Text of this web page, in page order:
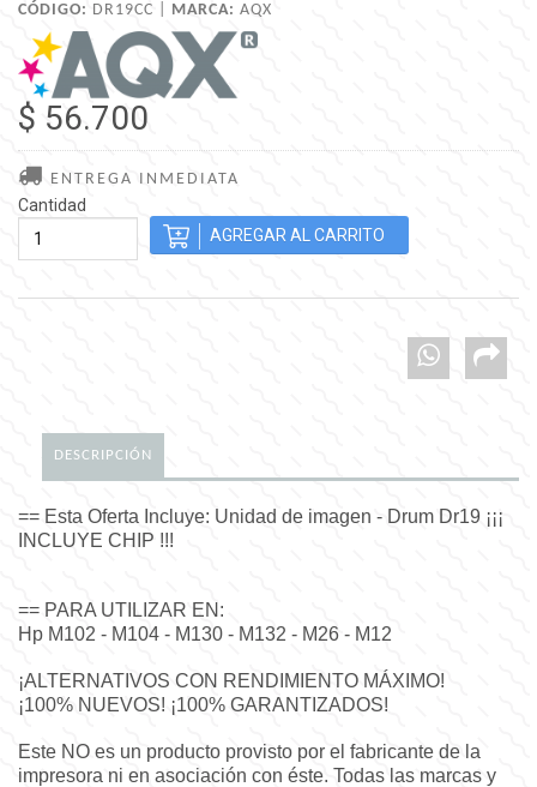
CÓDIGO: DR19CC | MARCA: AQX
$ 56.700
ENTREGA INMEDIATA
Cantidad
DESCRIPCIÓN
== Esta Oferta Incluye: Unidad de imagen - Drum Dr19 ¡¡¡
INCLUYE CHIP !!!
== PARA UTILIZAR EN:
Hp M102 - M104 - M130 - M132 - M26 - M12
¡ALTERNATIVOS CON RENDIMIENTO MÁXIMO!
¡100% NUEVOS! ¡100% GARANTIZADOS!
Este NO es un producto provisto por el fabricante de la
impresora ni en asociación con éste. Todas las marcas y